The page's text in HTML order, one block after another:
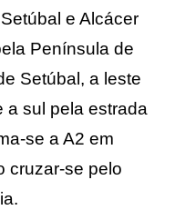
e Alcácer
Península de
Setúbal, a leste
a sul pela estrada
se a A2 em
cruzar-se pelo